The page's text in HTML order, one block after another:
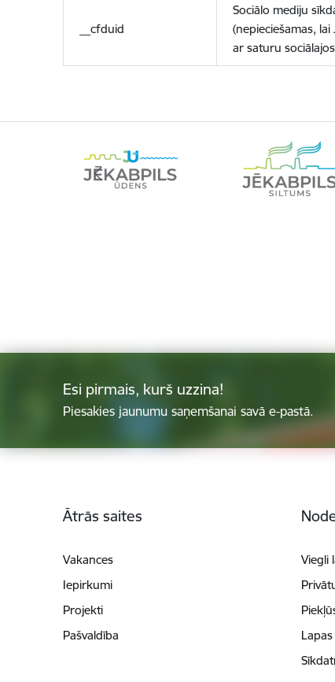
__cfduid
Sociālo mediju
(nepieciešamas,
ar saturu
Esi pirmais, kurš uzzina!
Piesakies jaunumu saņemšanai savā e-pastā.
Ātrās saites
Vakances
Iepirkumi
Projekti
Pašvaldība
Viegli